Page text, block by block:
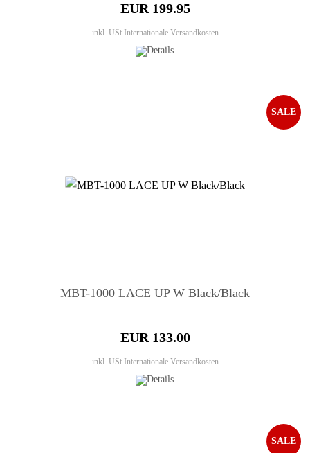
EUR 199.95
inkl. USt Internationale Versandkosten
MBT-1000 LACE UP W Black/Black
EUR 133.00
inkl. USt Internationale Versandkosten
SALE
SALE